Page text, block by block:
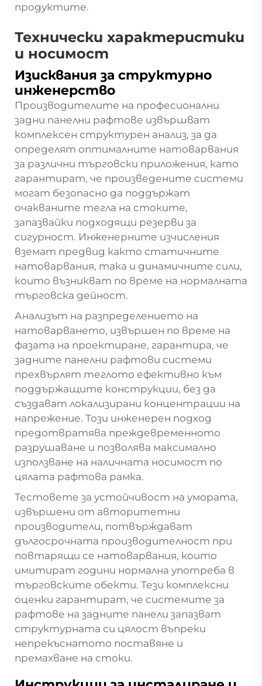
продуктите.
Технически характеристики
и носимост
Изисквания за структурно
инженерство
Производителите на професионални
задни панелни рафтове извършват
комплексен структурен анализ, за да
определят оптималните натоварвания
за различни търговски приложения, като
гарантират, че произведените системи
могат безопасно да поддържат
очакваните тегла на стоките,
запазвайки подходящи резерви за
сигурност. Инженерните изчисления
вземат предвид както статичните
натоварвания, така и динамичните сили,
които възникват по време на нормалната
търговска дейност.
Анализът на разпределението на
натоварването, извършен по време на
фазата на проектиране, гарантира, че
задните панелни рафтови системи
прехвърлят теглото ефективно към
поддържащите конструкции, без да
създават локализирани концентрации на
напрежение. Този инженерен подход
предотвратява преждевременното
разрушаване и позволява максимално
използване на наличната носимост по
цялата рафтова рамка.
Тестовете за устойчивост на умората,
извършени от авторитетни
производители, потвърждават
дългосрочната производителност при
повтарящи се натоварвания, които
имитират години нормална употреба в
търговските обекти. Тези комплексни
оценки гарантират, че системите за
рафтове на задните панели запазват
структурната си цялост въпреки
непрекъснатото поставяне и
премахване на стоки.